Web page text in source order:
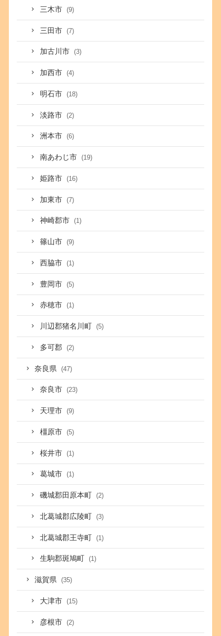
三木市 (9)
三田市 (7)
加古川市 (3)
加西市 (4)
明石市 (18)
淡路市 (2)
洲本市 (6)
南あわじ市 (19)
姫路市 (16)
加東市 (7)
神崎郡市 (1)
篠山市 (9)
西脇市 (1)
豊岡市 (5)
赤穂市 (1)
川辺郡猪名川町 (5)
多可郡 (2)
奈良県 (47)
奈良市 (23)
天理市 (9)
橿原市 (5)
桜井市 (1)
葛城市 (1)
磯城郡田原本町 (2)
北葛城郡広陵町 (3)
北葛城郡王寺町 (1)
生駒郡斑鳩町 (1)
滋賀県 (35)
大津市 (15)
彦根市 (2)